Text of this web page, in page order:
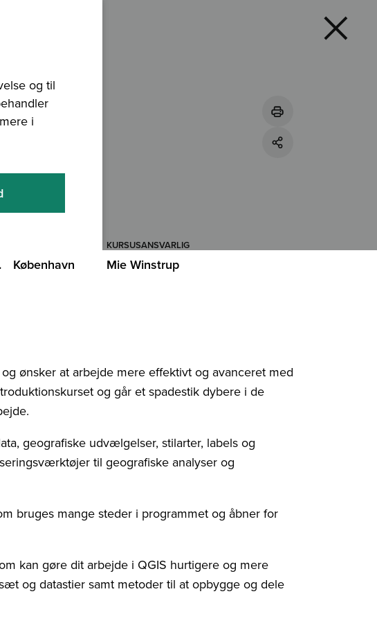
og til
i
København
KURSUSANSVARLIG
Mie Winstrup
ønsker at arbejde mere effektivt og avanceret med
og går et spadestik dybere i de
geografiske udvælgelser, stilarter, labels og
til geografiske analyser og
bruges mange steder i programmet og åbner for
kan gøre dit arbejde i QGIS hurtigere og mere
og datastier samt metoder til at opbygge og dele